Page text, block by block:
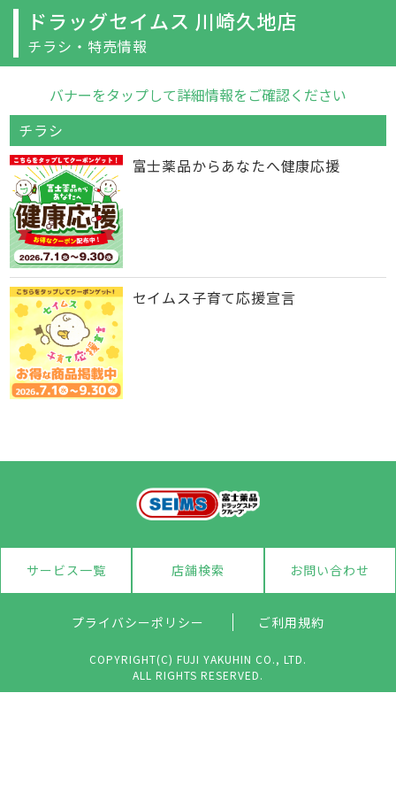
ドラッグセイムス 川崎久地店
チラシ・特売情報
バナーをタップして詳細情報をご確認ください
チラシ
富士薬品からあなたへ健康応援
セイムス子育て応援宣言
サービス一覧 店舗検索 お問い合わせ
プライバシーポリシー ご利用規約
COPYRIGHT(C) FUJI YAKUHIN CO., LTD.
ALL RIGHTS RESERVED.